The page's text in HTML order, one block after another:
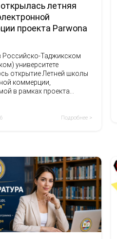
летняя
проекта Parwona
Российско-Таджикском
университете
открытие Летней школы
коммерции,
в рамках проекта
Подробнее >